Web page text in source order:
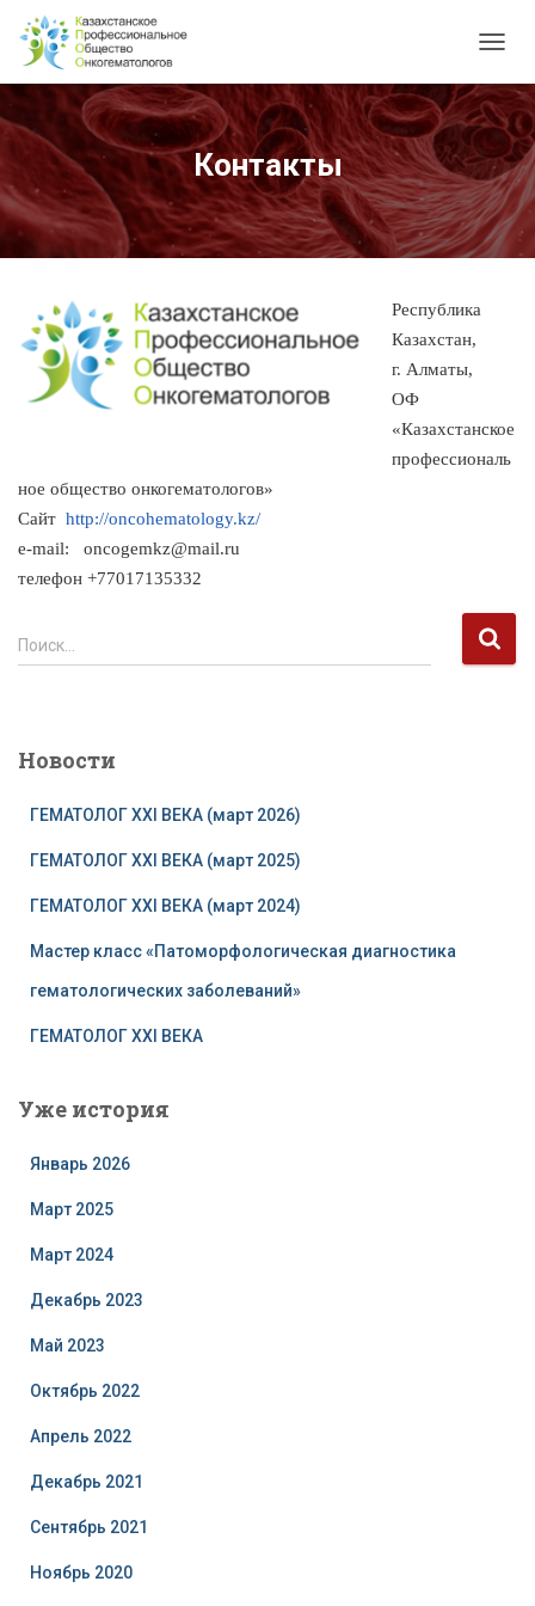
Е
Р
Е
К
Л
Ю
Ч
И
А
И
Контакты
Республика
Казахстан,
г. Алматы,
ОФ
«Казахстанское
профессиональ
ное общество онкогематологов»
Сайт http://oncohematology.kz/
e-mail: oncogemkz@mail.ru
телефон +77017135332
Н
а
:
Поиск…
Новости
ГЕМАТОЛОГ XXI ВЕКА (март 2026)
ГЕМАТОЛОГ XXI ВЕКА (март 2025)
ГЕМАТОЛОГ XXI ВЕКА (март 2024)
Мастер класс «Патоморфологическая диагностика
гематологических заболеваний»
ГЕМАТОЛОГ XXI ВЕКА
Уже история
Январь 2026
Март 2025
Март 2024
Декабрь 2023
Май 2023
Октябрь 2022
Апрель 2022
Декабрь 2021
Сентябрь 2021
Ноябрь 2020